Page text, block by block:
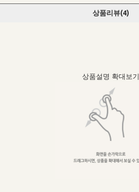
상품리뷰(4)
상품설명 확대보기